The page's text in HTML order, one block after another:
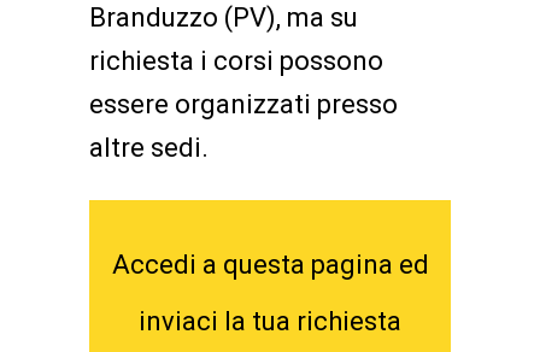
Branduzzo (PV), ma su
richiesta i corsi possono
essere organizzati presso
altre sedi.
Accedi a questa pagina ed
inviaci la tua richiesta